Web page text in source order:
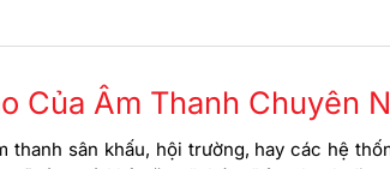
Của Âm Thanh Chuyên
sân khấu, hội trường, hay các hệ